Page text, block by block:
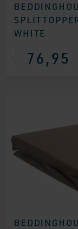
WHITE
76,95